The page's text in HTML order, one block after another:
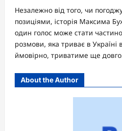
Незалежно від того, чи
позиціями, історія Максима
один голос може стати
розмови, яка триває в Україні
ймовірно, триватиме ще
About the Author